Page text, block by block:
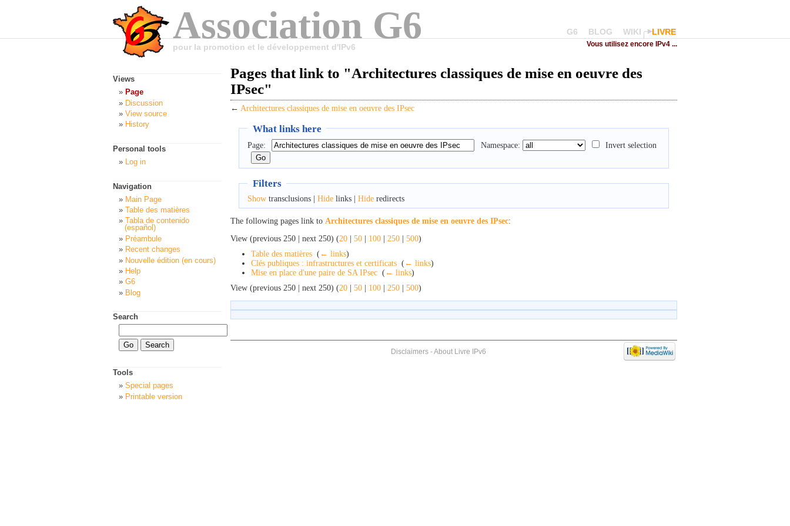
Association G6
pour la promotion et le développement d'IPv6
G6 BLOG WIKI LIVRE
Vous utilisez encore IPv4 ...
Pages that link to "Architectures classiques de mise en oeuvre des
IPsec"
← Architectures classiques de mise en oeuvre des IPsec
What links here
Page: Namespace: Invert selection
Filters
Showtransclusions | Hidelinks | Hideredirects
The following pages link to Architectures classiques de mise en oeuvre des IPsec:
View (previous 250 | next 250) (20 | 50 | 100 | 250 | 500)
Table des matières ( ← links)
Clés publiques : infrastructures et certificats ( ← links)
Mise en place d'une paire de SA IPsec ( ← links)
View (previous 250 | next 250) (20 | 50 | 100 | 250 | 500)
Views
Page
Discussion
View source
History
Personal tools
Log in
Navigation
Main Page
Table des matières
Tabla de contenido
(español)
Préambule
Recent changes
Nouvelle édition (en cours)
Help
G6
Blog
Search
Tools
Special pages
Printable version
Disclaimers-About Livre IPv6